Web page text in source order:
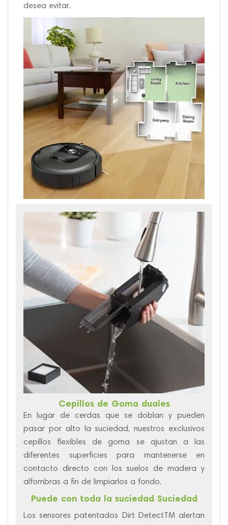
desea evitar.
Cepillos de Goma duales
En lugar de cerdas que se doblan y pueden
pasar por alto la suciedad, nuestros exclusivos
cepillos flexibles de goma se ajustan a las
diferentes superficies para mantenerse en
contacto directo con los suelos de madera y
alfombras a fin de limpiarlos a fondo.
Puede con toda la suciedad Suciedad
Los sensores patentados Dirt DetectTM alertan